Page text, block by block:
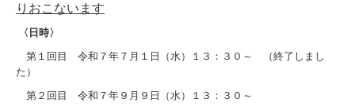
りおこないます
〈日時〉
第１回目 令和７年７月１日（水）１３：３０～ （終了しまし
た）
第２回目 令和７年９月９日（水）１３：３０～